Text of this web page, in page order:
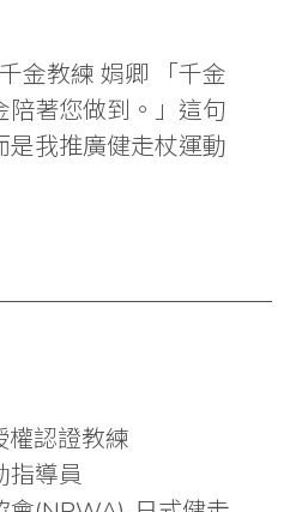
金教練 娟卿 「千金
陪著您做到。」這句
是我推廣健走杖運動
運動訓練， 更可以
」，而是一步步走向
認證教練
指導員